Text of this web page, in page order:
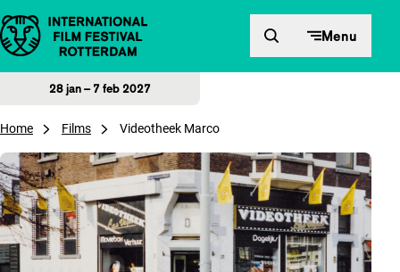
Direct naar inhoud Menu
28 jan – 7 feb 2027
Home Films Videotheek Marco